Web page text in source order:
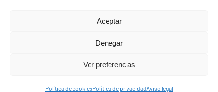
Aceptar
Denegar
Ver preferencias
Política de cookiesPolítica de privacidadAviso legal